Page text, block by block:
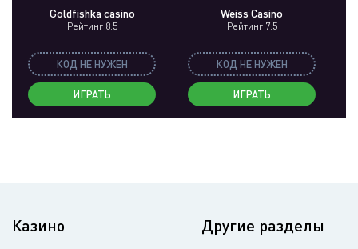
Goldfishka casino
Рейтинг 8.5
КОД НЕ НУЖЕН
ИГРАТЬ
Weiss Casino
Рейтинг 7.5
КОД НЕ НУЖЕН
ИГРАТЬ
Казино Другие разделы